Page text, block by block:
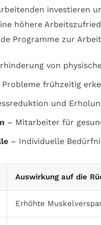
investieren
höhere
Programme zur
von
Probleme frühzeitig
und
– Mitarbeiter für
– Individuelle
Auswirkung auf die
Erhöhte